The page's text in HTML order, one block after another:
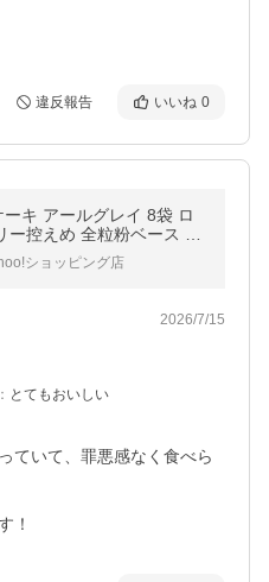
違反報告 いいね 0
キ アールグレイ 8袋 ロ
ー控えめ 全粒粉ベース た
BASE Pound Cake ベー
ショッピング店
2026/7/15
： とてもおいしい
ていて、罪悪感なく食べら
！